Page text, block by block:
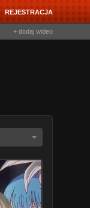
REJESTRACJA
+ dodaj wideo